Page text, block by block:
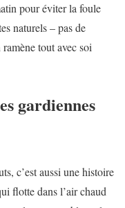
pour éviter la foule
naturels – pas de
tout avec soi
gardiennes
c’est aussi une histoire
flotte dans l’air chaud